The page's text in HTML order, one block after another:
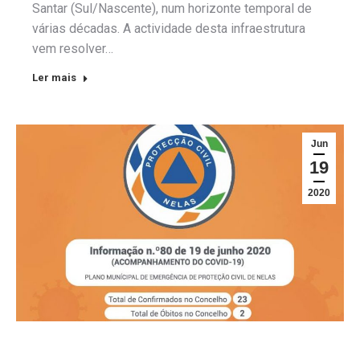
Santar (Sul/Nascente), num horizonte temporal de
várias décadas. A actividade desta infraestrutura
vem resolver…
Ler mais
Jun
19
2020